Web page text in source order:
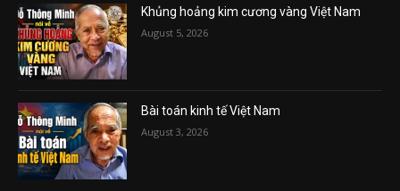
Khủng hoảng kim cương vàng Việt Nam
August 5, 2026
Bài toán kinh tế Việt Nam
August 3, 2026